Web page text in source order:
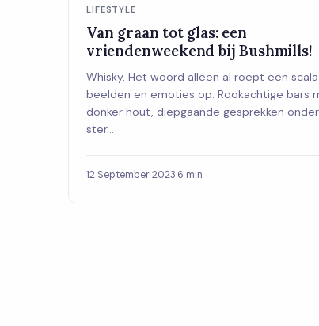
LIFESTYLE
Van graan tot glas: een
vriendenweekend bij Bushmills!
Whisky. Het woord alleen al roept een
beelden en emoties op. Rookachtige bars
donker hout, diepgaande gesprekken
ster...
12 September 2023·6 min